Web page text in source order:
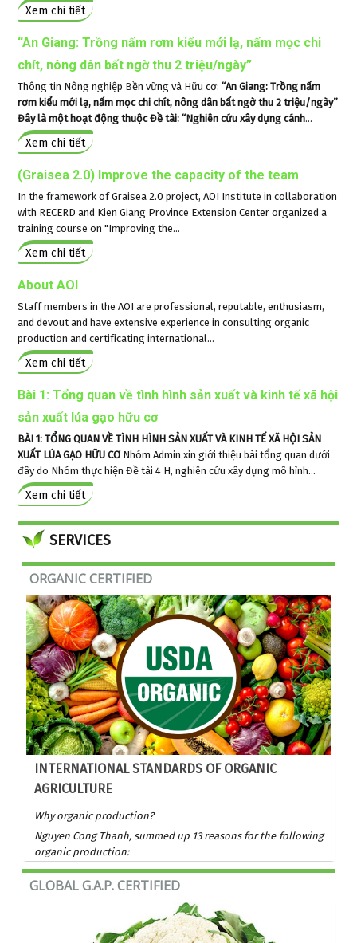
Xem chi tiết
“An Giang: Trồng nấm rơm kiểu mới lạ, nấm mọc chi
chít, nông dân bất ngờ thu 2 triệu/ngày”
Thông tin Nông nghiệp Bền vững và Hữu cơ:“An Giang: Trồng nấm
rơm kiểu mới lạ, nấm mọc chi chít, nông dân bất ngờ thu 2 triệu/ngày”
Đây là một hoạt động thuộc Đề tài: “Nghiên cứu xây dựng cánh...
Xem chi tiết
(Graisea 2.0) Improve the capacity of the team
In the framework of Graisea 2.0 project, AOI Institute in collaboration
with RECERD and Kien Giang Province Extension Center organized a
training course on "Improving the...
Xem chi tiết
About AOI
Staff members in the AOI are professional, reputable, enthusiasm,
and devout and have extensive experience in consulting organic
production and certificating international...
Xem chi tiết
Bài 1: Tổng quan về tình hình sản xuất và kinh tế xã hội
sản xuất lúa gạo hữu cơ
BÀI 1: TỔNG QUAN VỀ TÌNH HÌNH SẢN XUẤT VÀ KINH TẾ XÃ HỘI SẢN
XUẤT LÚA GẠO HỮU CƠNhóm Admin xin giới thiệu bài tổng quan dưới
đây do Nhóm thực hiện Đề tài 4 H, nghiên cứu xây dựng mô hình...
Xem chi tiết
© FreeJoomla! 3 Modules- byVinaGecko.com
SERVICES
ORGANIC CERTIFIED
INTERNATIONAL STANDARDS OF ORGANIC
AGRICULTURE
Why organic production?
Nguyen Cong Thanh, summed up 13 reasons for the following
organic production:
GLOBAL G.A.P. CERTIFIED